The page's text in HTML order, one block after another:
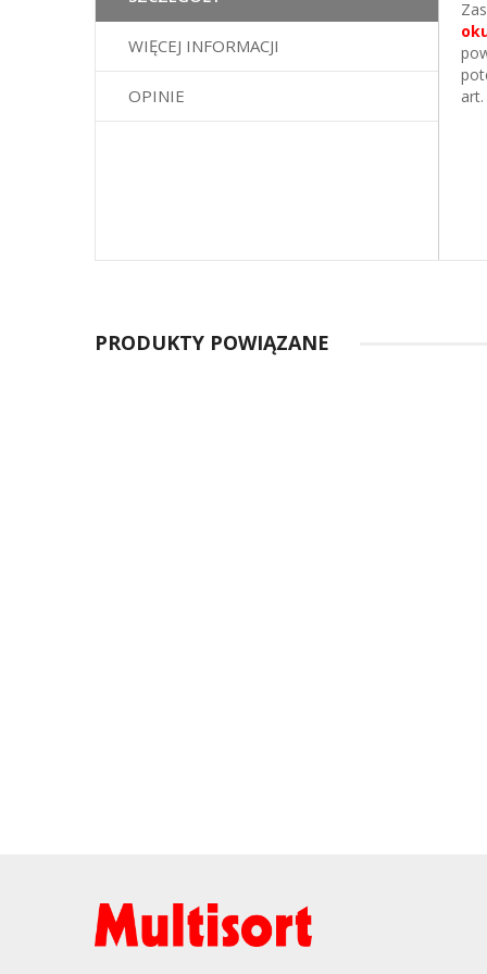
WIĘCEJ INFORMACJI
OPINIE
PRODUKTY POWIĄZANE